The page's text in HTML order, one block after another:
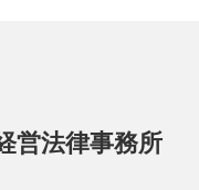
営法律事務所